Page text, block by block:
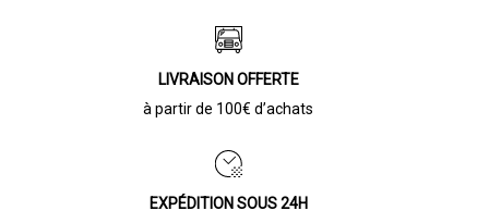
LIVRAISON OFFERTE
à partir de 100€ d’achats
EXPÉDITION SOUS 24H